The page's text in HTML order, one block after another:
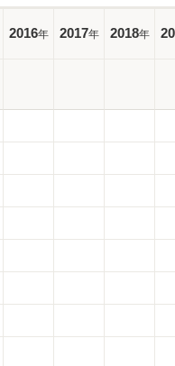
2016年 2017年 2018年